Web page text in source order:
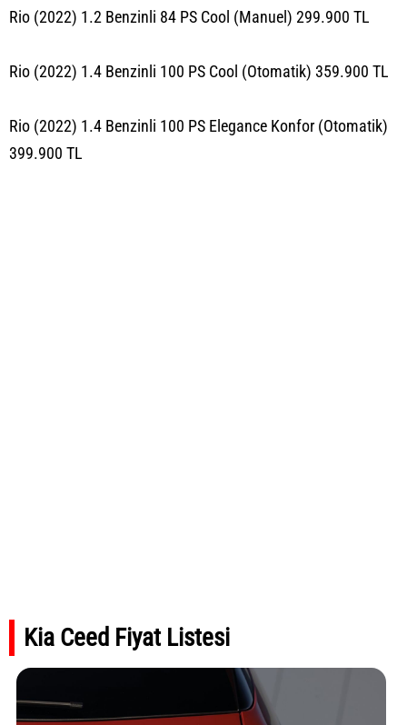
Rio (2022) 1.2 Benzinli 84 PS Cool (Manuel) 299.900 TL
Rio (2022) 1.4 Benzinli 100 PS Cool (Otomatik) 359.900 TL
Rio (2022) 1.4 Benzinli 100 PS Elegance Konfor (Otomatik)
399.900 TL
Kia Ceed Fiyat Listesi